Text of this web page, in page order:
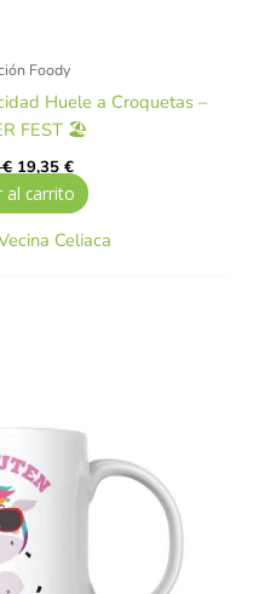
Foody
Huele a Croquetas –
FEST 🏖️
€ 19,35 €
al carrito
Celiaca